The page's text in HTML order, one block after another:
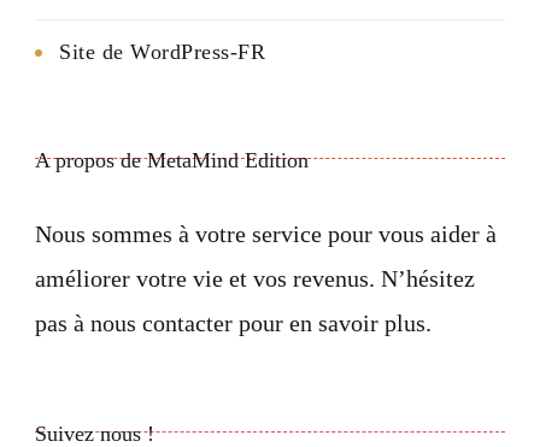
Site de WordPress-FR
A propos de MetaMind Edition
Nous sommes à votre service pour vous aider à
améliorer votre vie et vos revenus. N’hésitez
pas à nous contacter pour en savoir plus.
Suivez nous !